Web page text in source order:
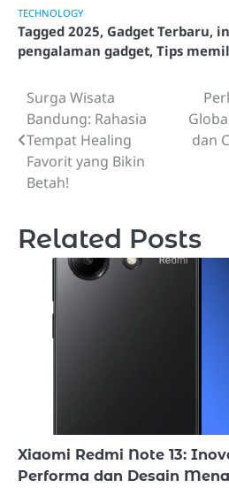
TECHNOLOGY
Tagged 2025, Gadget Terbaru,
pengalaman gadget, Tips
Post
navigation
Surga Wisata
Bandung: Rahasia
Tempat Healing
Favorit yang Bikin
Betah!
dan
Related Posts
Xiaomi Redmi Note 13:
Performa dan Desain